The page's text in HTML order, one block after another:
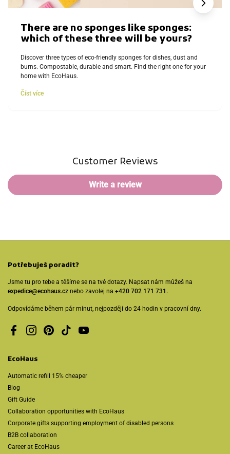
There are no sponges like sponges:
which of these three will be yours?
Discover three types of eco-friendly sponges for dishes, dust and
burns. Compostable, durable and smart. Find the right one for your
home with EcoHaus.
Číst více
Customer Reviews
Write a review
Potřebuješ poradit?
Jsme tu pro tebe a těšíme se na tvé dotazy. Napsat nám můžeš na
expedice@ecohaus.cz nebo zavolej na +420 702 171 731.
Odpovídáme během pár minut, nejpozději do 24 hodin v pracovní dny.
FacebookInstagramPinterestTikTokYouTube
EcoHaus
Automatic refill 15% cheaper
Blog
Gift Guide
Collaboration opportunities with EcoHaus
Corporate gifts supporting employment of disabled persons
B2B collaboration
Career at EcoHaus